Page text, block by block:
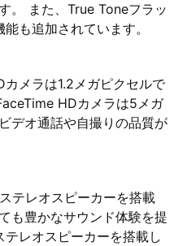
。 また、True Toneフラッ
も追加されています。
メラは1.2メガピクセルで
HDカメラは5メガ
デオ通話や自撮りの品質が
テレオスピーカーを搭載
も豊かなサウンド体験を提
レオスピーカーを搭載し